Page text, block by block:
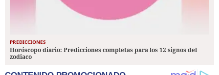
PREDICCIONES
Horóscopo diario: Predicciones completas para los 12 signos del
zodiaco